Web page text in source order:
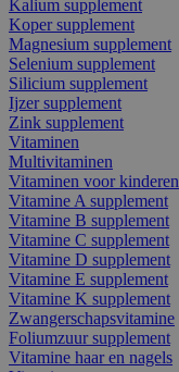
Kalium supplement
Koper supplement
Magnesium supplement
Selenium supplement
Silicium supplement
Ijzer supplement
Zink supplement
Vitaminen
Multivitaminen
Vitaminen voor kinderen
Vitamine A supplement
Vitamine B supplement
Vitamine C supplement
Vitamine D supplement
Vitamine E supplement
Vitamine K supplement
Zwangerschapsvitamine
Foliumzuur supplement
Vitamine haar en nagels